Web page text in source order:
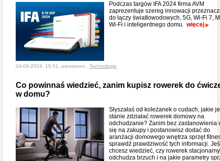
Podczas targów IFA 2024 firma AVM
zaprezentuje szereg innowacji
do łączy światłowodowych, 5G, Wi-Fi 7,
Wi-Fi i inteligentnego domu. więcej
04-09-2024, 15:51, pressroom , Technologie
Co powinnaś wiedzieć, zanim kupisz rowerek do
w domu?
Słyszałaś od koleżanek o cudach, jakie
stanie zdziałać rowerek domowy na
odchudzanie? Zanim bez zastanowienia
się na zakupy i postanowisz dodać do
aranżacji domowego wnętrza sprzęt
sprawdź prawdziwość tych informacji.
chcesz wiedzieć, czy rowerek stacjonarny
odchudza brzuch i na jakie parametry